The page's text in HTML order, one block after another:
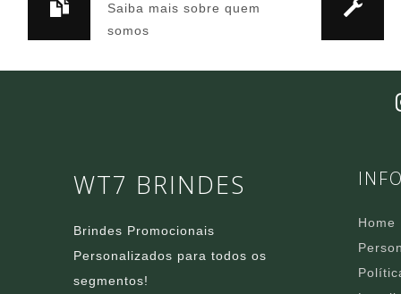
Saiba mais sobre quem
somos
WT7 BRINDES
Brindes Promocionais
Personalizados para todos os
segmentos!
Home